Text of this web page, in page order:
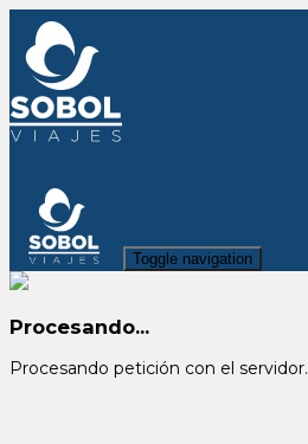
Toggle navigation
Procesando...
Procesando petición con el servidor.